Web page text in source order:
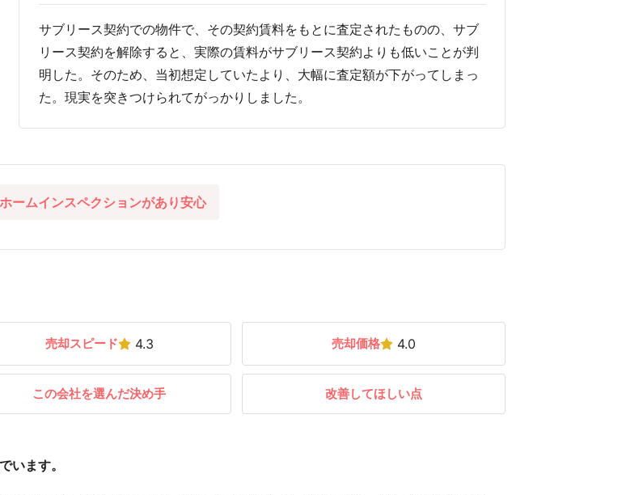
サブリース契約での物件で、その契約賃料をもとに査定されたものの、サブ
リース契約を解除すると、実際の賃料がサブリース契約よりも低いことが判
明した。そのため、当初想定していたより、大幅に査定額が下がってしまっ
た。現実を突きつけられてがっかりしました。
ホームインスペクションがあり安心
売却スピード 4.3 売却価格 4.0
この会社を選んだ決め手 改善してほしい点
います。